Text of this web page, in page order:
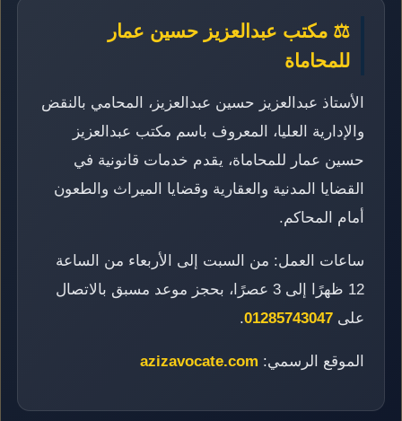
⚖️ مكتب عبدالعزيز حسين عمار
للمحاماة
الأستاذ عبدالعزيز حسين عبدالعزيز، المحامي بالنقض
والإدارية العليا، المعروف باسم مكتب عبدالعزيز
حسين عمار للمحاماة، يقدم خدمات قانونية في
القضايا المدنية والعقارية وقضايا الميراث والطعون
أمام المحاكم.
ساعات العمل: من السبت إلى الأربعاء من الساعة
12 ظهرًا إلى 3 عصرًا، بحجز موعد مسبق بالاتصال
على 01285743047
.
الموقع الرسمي: azizavocate.com